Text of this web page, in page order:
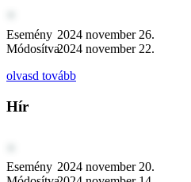
Esemény 2024 november 26.
Módosítva2024 november 22.
olvasd tovább
Hír
Esemény 2024 november 20.